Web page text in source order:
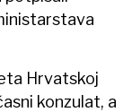
Hrvatskoj
konzulat, a